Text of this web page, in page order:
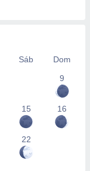
Sáb
Dom
9
15 16
22